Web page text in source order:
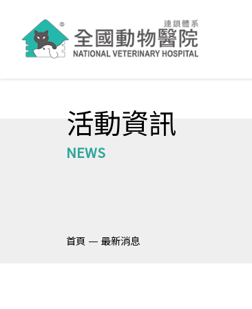
活動資訊
NEWS
首頁 — 最新消息